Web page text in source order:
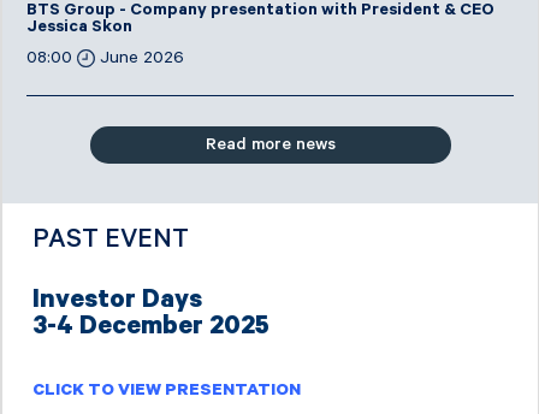
BTS Group - Company presentation with President & CEO
Jessica Skon
08:00
June 2026
Read more news
PAST EVENT
Investor Days
3-4 December 2025
CLICK TO VIEW PRESENTATION